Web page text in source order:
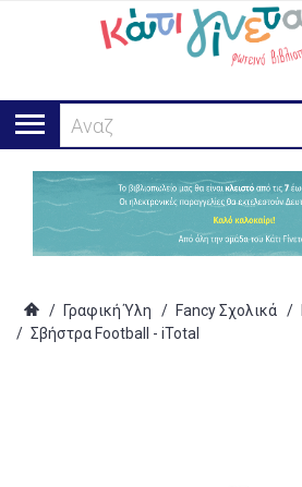
Αναζήτησ
/ Γραφική Ύλη / Fancy Σχολικά /
/ Σβήστρα Football - iTotal